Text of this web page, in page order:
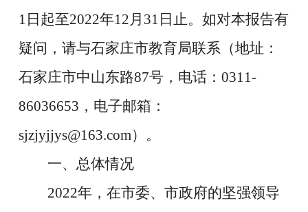
1日起至2022年12月31日止。如对本报告有
疑问，请与石家庄市教育局联系（地址：
石家庄市中山东路87号，电话：0311-
86036653，电子邮箱：
sjzjyjjys@163.com）。
一、总体情况
2022年，在市委、市政府的坚强领导